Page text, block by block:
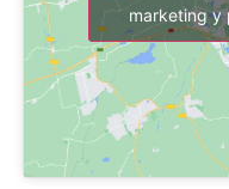
marketing y